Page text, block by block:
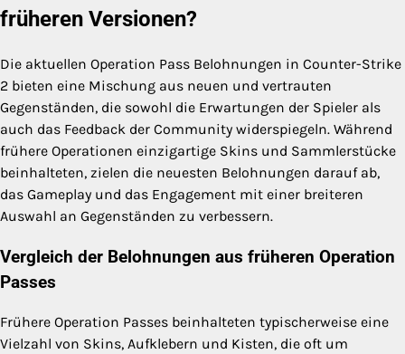
früheren Versionen?
Die aktuellen Operation Pass Belohnungen in Counter-Strike
2 bieten eine Mischung aus neuen und vertrauten
Gegenständen, die sowohl die Erwartungen der Spieler als
auch das Feedback der Community widerspiegeln. Während
frühere Operationen einzigartige Skins und Sammlerstücke
beinhalteten, zielen die neuesten Belohnungen darauf ab,
das Gameplay und das Engagement mit einer breiteren
Auswahl an Gegenständen zu verbessern.
Vergleich der Belohnungen aus früheren Operation
Passes
Frühere Operation Passes beinhalteten typischerweise eine
Vielzahl von Skins, Aufklebern und Kisten, die oft um